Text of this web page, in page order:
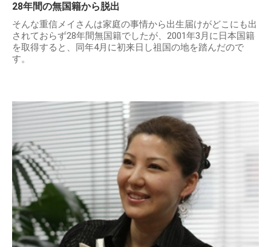
28年間の無国籍から脱出
そんな重信メイさんは家庭の事情から出生届けがどこにも出
されておらず28年間無国籍でしたが、2001年3月に日本国籍
を取得すると、同年4月に初来日し祖国の地を踏んだので
す。